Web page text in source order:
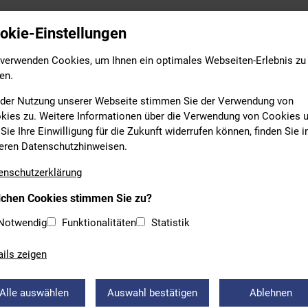
Leistungs- & Wettkampfsport
MEDAILLE FÜR BARRACUDAS
BEIM FINAL FOUR
Pokal 2020
Einstellungen
Cookies, um Ihnen ein optimales Webseiten-Erlebnis zu
Nutzung unserer Webseite stimmen Sie der Verwendung von
zu. Weitere Informationen über die Verwendung von Cookies
Ihre Einwilligung für die Zukunft widerrufen können, finden Sie
Datenschutzhinweisen.
Cookies stimmen Sie zu?
Funktionalitäten Statistik
zeigen
Alle auswählen Auswahl bestätigen Ablehnen